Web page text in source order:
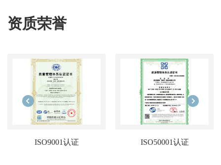
资质荣誉
ISO9001认证 ISO50001认证